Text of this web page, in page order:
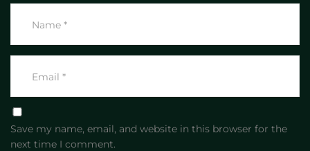
Save my name, email, and website in this browser for the
next time I comment.